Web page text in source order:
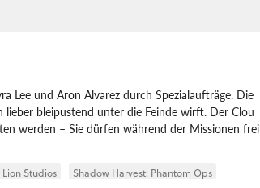
Lee und Aron Alvarez durch Spezialaufträge. Die
bleipustend unter die Feinde wirft. Der Clou
werden – Sie dürfen während der Missionen frei
Lion Studios
Shadow Harvest: Phantom Ops